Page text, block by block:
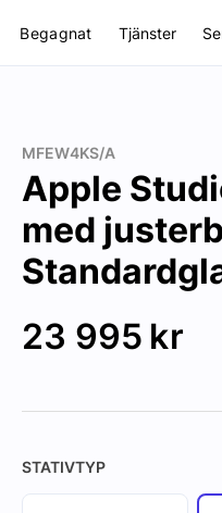
Begagnat Tjänster
MFEW4KS/A
Apple
med
23 995 kr
STATIVTYP